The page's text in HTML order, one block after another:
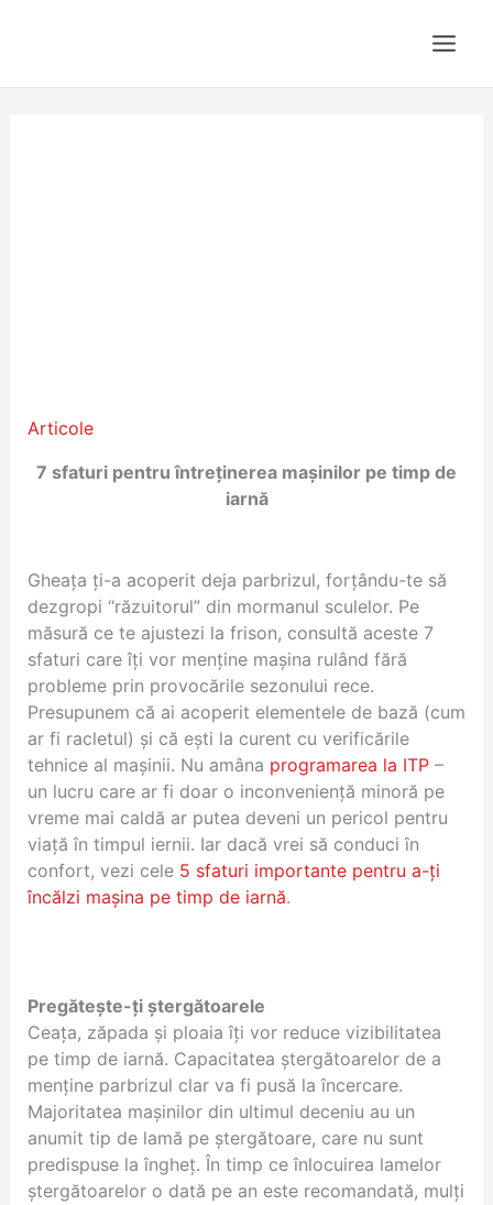
Articole/ By
7 sfaturi pentru întreținerea mașinilor pe timp de
iarnă
Gheața ți-a acoperit deja parbrizul, forțându-te să
dezgropi “răzuitorul” din mormanul sculelor. Pe
măsură ce te ajustezi la frison, consultă aceste 7
sfaturi care îți vor menține mașina rulând fără
probleme prin provocările sezonului rece.
Presupunem că ai acoperit elementele de bază (cum
ar fi racletul) și că ești la curent cu verificările
tehnice al mașinii. Nu amâna programarea la ITP–
un lucru care ar fi doar o inconveniență minoră pe
vreme mai caldă ar putea deveni un pericol pentru
viață în timpul iernii. Iar dacă vrei să conduci în
confort, vezi cele 5 sfaturi importante pentru a-ți
încălzi mașina pe timp de iarnă.
Pregătește-ți ștergătoarele
Ceața, zăpada și ploaia îți vor reduce vizibilitatea
pe timp de iarnă. Capacitatea ștergătoarelor de a
menține parbrizul clar va fi pusă la încercare.
Majoritatea mașinilor din ultimul deceniu au un
anumit tip de lamă pe ștergătoare, care nu sunt
predispuse la îngheț. În timp ce înlocuirea lamelor
ștergătoarelor o dată pe an este recomandată, mulți